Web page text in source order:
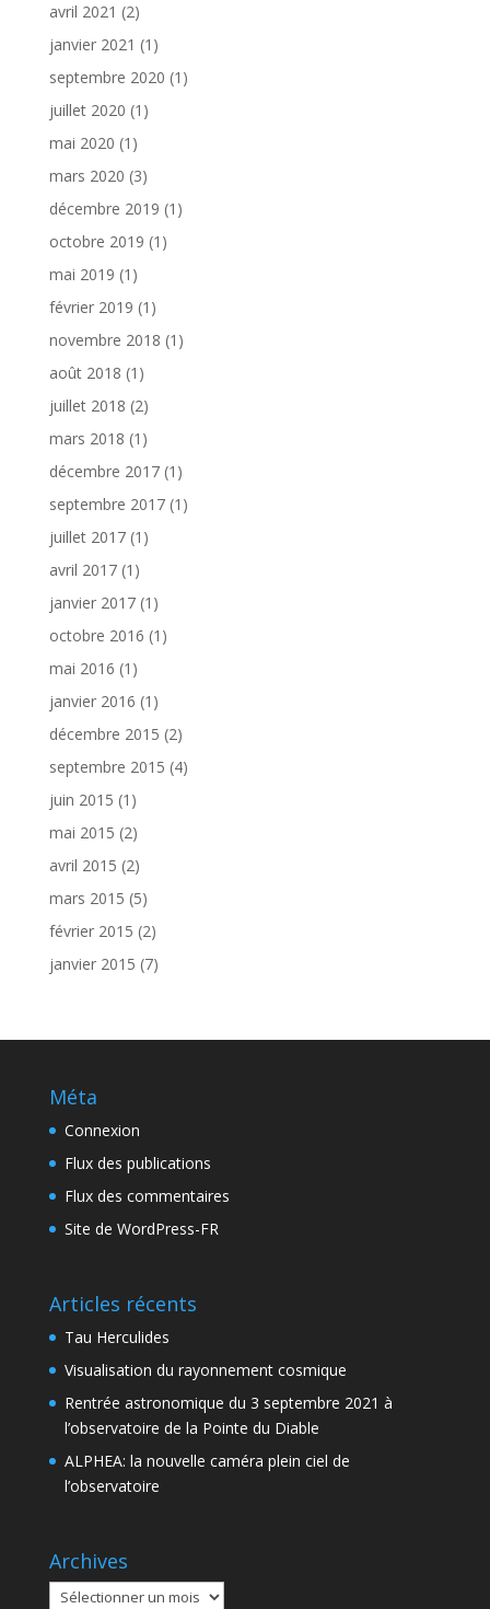
avril 2021 (2)
janvier 2021 (1)
septembre 2020 (1)
juillet 2020 (1)
mai 2020 (1)
mars 2020 (3)
décembre 2019 (1)
octobre 2019 (1)
mai 2019 (1)
février 2019 (1)
novembre 2018 (1)
août 2018 (1)
juillet 2018 (2)
mars 2018 (1)
décembre 2017(1)
septembre 2017(1)
juillet 2017(1)
avril 2017(1)
janvier 2017(1)
octobre 2016 (1)
mai 2016 (1)
janvier 2016 (1)
décembre 2015 (2)
septembre 2015 (4)
juin 2015 (1)
mai 2015 (2)
avril 2015 (2)
mars 2015 (5)
février 2015 (2)
janvier 2015 (7)
Méta
Connexion
Flux des publications
Flux des commentaires
Site de WordPress-FR
Articles récents
Tau Herculides
Visualisation du rayonnement cosmique
Rentrée astronomique du 3 septembre 2021 à
l’observatoire de la Pointe du Diable
ALPHEA: la nouvelle caméra plein ciel de
l’observatoire
Archives
Archives